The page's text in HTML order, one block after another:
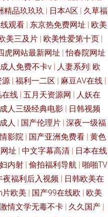
草 日韩福利电影 91黑丝精品美女 国
国产精品色色 激情丁香社区 亚洲
国 高清电影免费网 天天看夜夜撸
韩免费看片 大香蕉伊人淫秽 色精品
夜福利91 91探花一区在线 九九热
精品国产精品 色花男人的天堂 97国
91乱子国产乱子 乱伦视频网
91黄在线观看 欧美福利姬在线观
精品玖玖玖 | 日本A区 | 久草福
观看 | 东京热免费网址 | 欧美
美三及片 | 欧美性爱第十页 |
虎网站最新网址 |怡春院网址
成人免费不卡ⅴ | 人妻系列| 欧
源 | 福利一二区 | 麻豆AⅤ在线 |
在线 | 五月天资源网 | 人妖在
成人三级经典电影 | 日韩视频
人 | 国产伦理片 | 深夜一级福
影院 | 国产亚洲免费看 | 黄色
址 | 中文字幕高清 | 日本在线
内射 | 偷拍福利导航 | 啪啪TV
夜福利后入视频 | 日韩欧美在
片欧美 | 国产99在线欧 | 欧美
激情文学无毒不卡 | 久久国产 |